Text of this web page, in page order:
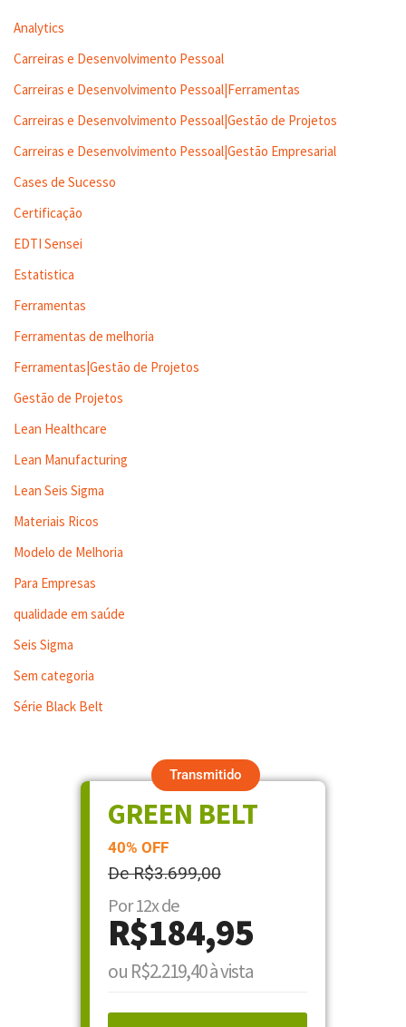
Analytics
Carreiras e Desenvolvimento Pessoal
Carreiras e Desenvolvimento Pessoal|Ferramentas
Carreiras e Desenvolvimento Pessoal|Gestão de Projetos
Carreiras e Desenvolvimento Pessoal|Gestão Empresarial
Cases de Sucesso
Certificação
EDTI Sensei
Estatistica
Ferramentas
Ferramentas de melhoria
Ferramentas|Gestão de Projetos
Gestão de Projetos
Lean Healthcare
Lean Manufacturing
Lean Seis Sigma
Materiais Ricos
Modelo de Melhoria
Para Empresas
qualidade em saúde
Seis Sigma
Sem categoria
Série Black Belt
Transmitido
GREEN BELT
40% OFF
De R$3.699,00
Por 12x de
R$184,95
ou R$2.219,40 à vista